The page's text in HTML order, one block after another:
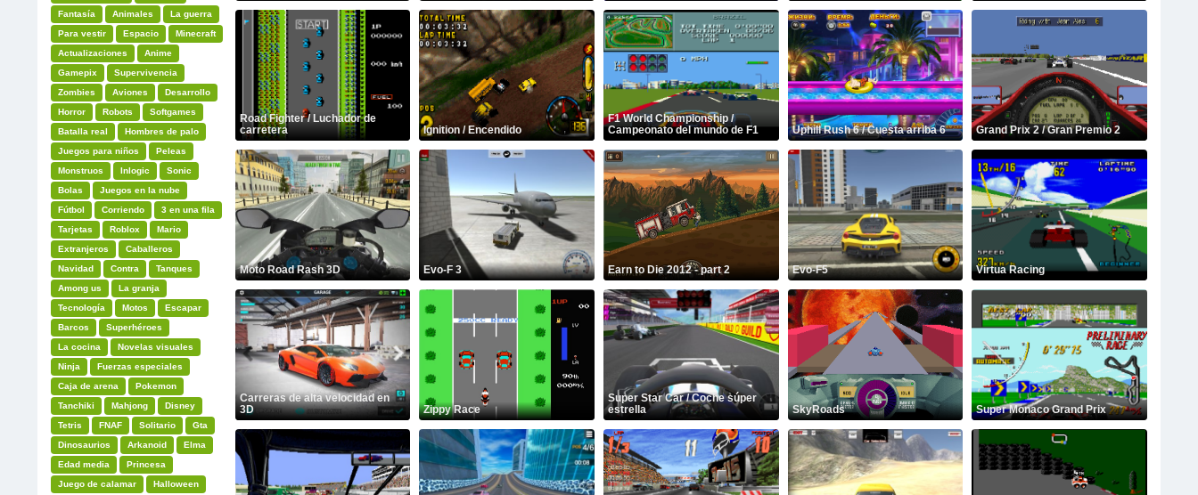
Fantasía
Animales
La guerra
Para vestir
Espacio
Minecraft
Actualizaciones
Anime
Gamepix
Supervivencia
Zombies
Aviones
Desarrollo
Horror
Robots
Softgames
Batalla real
Hombres de palo
Juegos para niños
Peleas
Monstruos
Inlogic
Sonic
Bolas
Juegos en la nube
Fútbol
Corriendo
3 en una fila
Tarjetas
Roblox
Mario
Extranjeros
Caballeros
Navidad
Contra
Tanques
Among us
La granja
Tecnología
Motos
Escapar
Barcos
Superhéroes
La cocina
Novelas visuales
Ninja
Fuerzas especiales
Caja de arena
Pokemon
Tanchiki
Mahjong
Disney
Tetris
FNAF Solitario
Gta
Dinosaurios
Arkanoid
Elma
Edad media
Princesa
Juego de calamar
Halloween
Road Fighter / Luchador de
carretera
Ignition / Encendido
F1 World Championship /
Campeonato del mundo de F1
Uphill Rush 6 / Cuesta arriba 6 Grand Prix 2 / Gran Premio 2
Moto Road Rash 3D Evo-F 3 Earn to Die 2012 - part 2 Evo-F5 Virtua Racing
Carreras de alta velocidad en
3D
Zippy Race
Super Star Car / Coche súper
estrella
SkyRoads Super Monaco Grand Prix